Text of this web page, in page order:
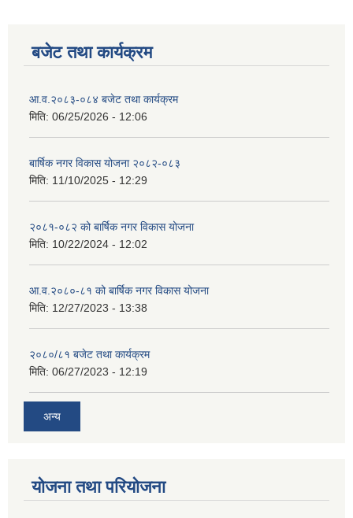
बजेट तथा कार्यक्रम
आ.व.२०८३-०८४ बजेट तथा कार्यक्रम
मिति: 06/25/2026 - 12:06
बार्षिक नगर विकास योजना २०८२-०८३
मिति: 11/10/2025 - 12:29
२०८१-०८२ को बार्षिक नगर विकास योजना
मिति: 10/22/2024 - 12:02
आ.व.२०८०-८१ को बार्षिक नगर विकास योजना
मिति: 12/27/2023 - 13:38
२०८०/८१ बजेट तथा कार्यक्रम
मिति: 06/27/2023 - 12:19
अन्य
योजना तथा परियोजना